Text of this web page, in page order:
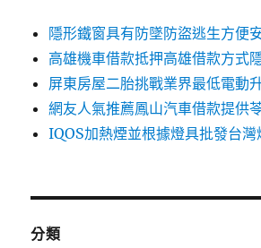
隱形鐵窗具有防墜防盜逃生方便
高雄機車借款抵押高雄借款方式
屏東房屋二胎挑戰業界最低電動
網友人氣推薦鳳山汽車借款提供
IQOS加熱煙並根據燈具批發台灣
分類